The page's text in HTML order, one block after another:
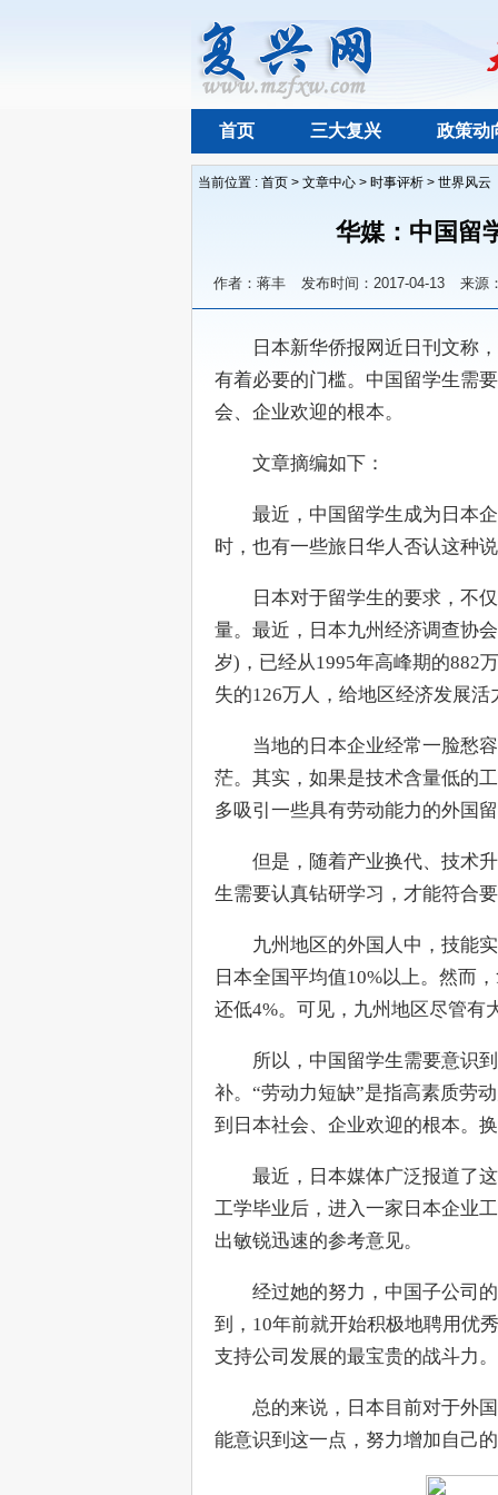
首页 三大复兴 政策动
当前位置 : 首页 > 文章中心 > 时事评析 > 世界风云
华媒：中国留
作者：蒋丰 发布时间：2017-04-13 来源
日本新华侨报网近日刊文称，
有着必要的门槛。中国留学生需
会、企业欢迎的根本。
文章摘编如下：
最近，中国留学生成为日本企
时，也有一些旅日华人否认这种
日本对于留学生的要求，不仅
量。最近，日本九州经济调查协
岁)，已经从1995年高峰期的882
失的126万人，给地区经济发展
当地的日本企业经常一脸愁容
茫。其实，如果是技术含量低的
多吸引一些具有劳动能力的外国
但是，随着产业换代、技术升
生需要认真钻研学习，才能符合
九州地区的外国人中，技能实
日本全国平均值10%以上。然而
还低4%。可见，九州地区尽管有
所以，中国留学生需要意识到
补。“劳动力短缺”是指高素质劳
到日本社会、企业欢迎的根本。
最近，日本媒体广泛报道了这
工学毕业后，进入一家日本企业
出敏锐迅速的参考意见。
经过她的努力，中国子公司的
到，10年前就开始积极地聘用优
支持公司发展的最宝贵的战斗力。
总的来说，日本目前对于外国
能意识到这一点，努力增加自己